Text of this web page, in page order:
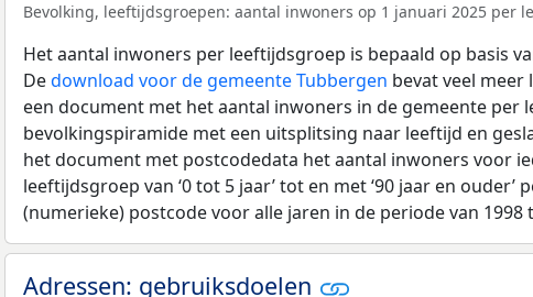
Bevolking, leeftijdsgroepen: aantal inwoners op 1 januari 2025 per
Het aantal inwoners per leeftijdsgroep is bepaald op basis
Dedownload voor de gemeente Tubbergen bevat veel meer
een document met het aantal inwoners in de gemeente per
bevolkingspiramide met een uitsplitsing naar leeftijd en
het document met postcodedata het aantal inwoners voor
leeftijdsgroep van ‘0 tot 5 jaar’ tot en met ‘90 jaar en ouder’
(numerieke) postcode voor alle jaren in de periode van 1998
Adressen: gebruiksdoelen